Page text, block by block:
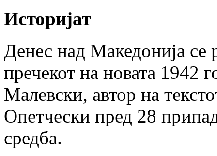
Историјат
Денес над Македонија се
пречекот на новата 1942
Малевски, автор на
Опетчески пред 28
средба.